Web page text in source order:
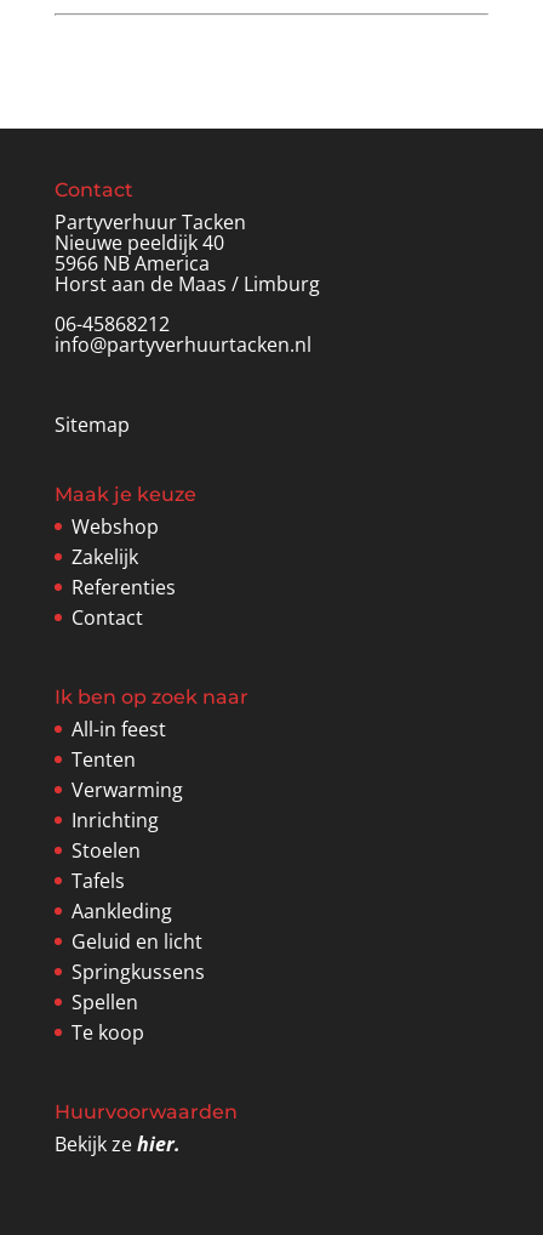
Contact
Partyverhuur Tacken
Nieuwe peeldijk 40
5966 NB America
Horst aan de Maas / Limburg
06-45868212
info@partyverhuurtacken.nl
Sitemap
Maak je keuze
Webshop
Zakelijk
Referenties
Contact
Ik ben op zoek naar
All-in feest
Tenten
Verwarming
Inrichting
Stoelen
Tafels
Aankleding
Geluid en licht
Springkussens
Spellen
Te koop
Huurvoorwaarden
Bekijk zehier.